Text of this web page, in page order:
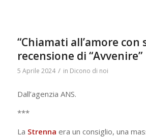
“Chiamati all’amore con
recensione di “Avvenire”
5 Aprile 2024 / in Dicono di noi
Dall’agenzia ANS.
***
La Strenna era un consiglio, una